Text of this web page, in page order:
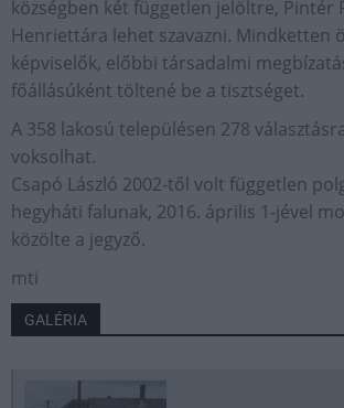
községben két független jelöltre, Pintér
Henriettára lehet szavazni. Mindketten
képviselők, előbbi társadalmi
főállásúként töltené be a tisztséget.
A 358 lakosú településen 278
voksolhat.
Csapó László 2002-től volt független
hegyháti falunak, 2016. április 1-jével
közölte a jegyző.
mti
GALÉRIA